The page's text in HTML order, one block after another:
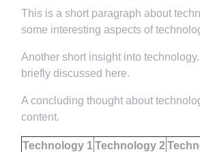
This is a short paragraph about
some interesting aspects of
Another short insight into
briefly discussed here.
A concluding thought about
content.
Technology 1Technology 2